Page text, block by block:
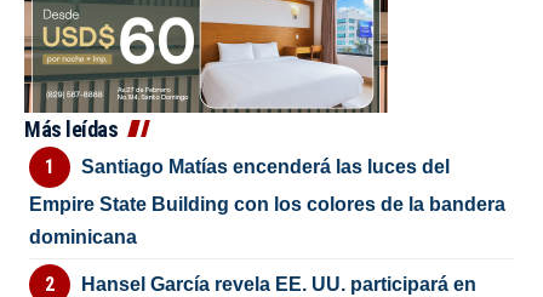
Más leídas
Santiago Matías encenderá las luces del
Empire State Building con los colores de la bandera
dominicana
Hansel García revela EE. UU. participará en